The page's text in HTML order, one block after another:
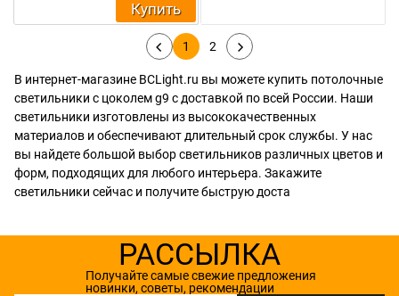
Купить
1 2
В интернет-магазине BCLight.ru вы можете купить потолочные
светильники с цоколем g9 с доставкой по всей России. Наши
светильники изготовлены из высококачественных
материалов и обеспечивают длительный срок службы. У нас
вы найдете большой выбор светильников различных цветов и
форм, подходящих для любого интерьера. Закажите
светильники сейчас и получите быструю доста
РАССЫЛКА
Получайте самые свежие предложения
новинки, советы, рекомендации